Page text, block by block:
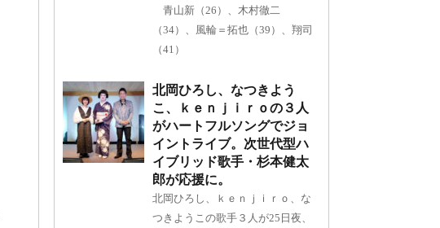
青山新（26）、木村徹二
（34）、風輪＝拓也（39）、翔司
（41）
北岡ひろし、なつきよう
こ、ｋｅｎｊｉｒｏの３人
がハートフルソングでジョ
イントライブ。次世代型ハ
イブリッド歌手・杉本健太
郎が応援に。
北岡ひろし、ｋｅｎｊｉｒｏ、な
つきようこの歌手３人が25日夜、